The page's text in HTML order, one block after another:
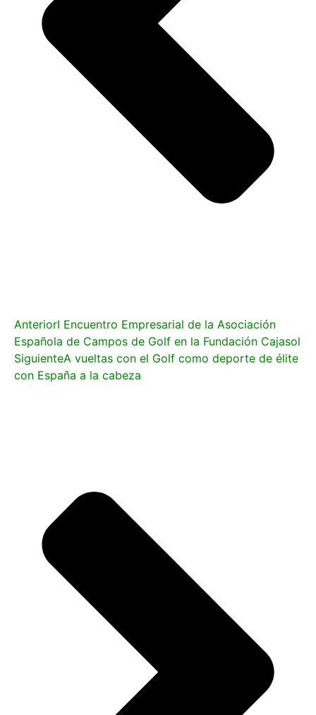
AnteriorI Encuentro Empresarial de la Asociación
Española de Campos de Golf en la Fundación Cajasol
SiguienteA vueltas con el Golf como deporte de élite
con España a la cabeza